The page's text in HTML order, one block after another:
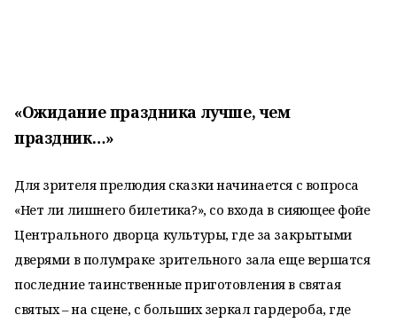
«Ожидание праздника лучше, чем
праздник…»
Для зрителя прелюдия сказки начинается с вопроса
«Нет ли лишнего билетика?», со входа в сияющее фойе
Центрального дворца культуры, где за закрытыми
дверями в полумраке зрительного зала еще вершатся
последние таинственные приготовления в святая
святых – на сцене, с больших зеркал гардероба, где